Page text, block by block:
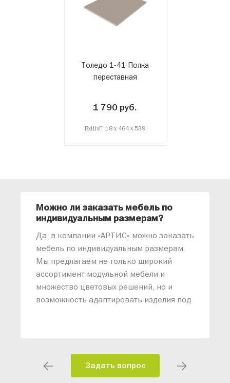
Толедо 1-41 Полка
переставная
1 790 руб.
ВxШxГ: 18 x 464 x 539
Можно ли заказать мебель по
индивидуальным размерам?
Да, в компании «АРТИС» можно заказать
мебель по индивидуальным размерам.
Мы предлагаем не только широкий
ассортимент модульной мебели и
множество цветовых решений, но и
возможность адаптировать изделия под
помещения и личные пожелания.
Благодаря современному
Задать вопрос